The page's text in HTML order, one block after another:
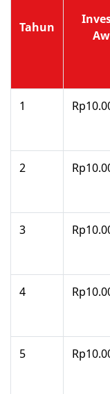
Tahun
1
2
3
4
5